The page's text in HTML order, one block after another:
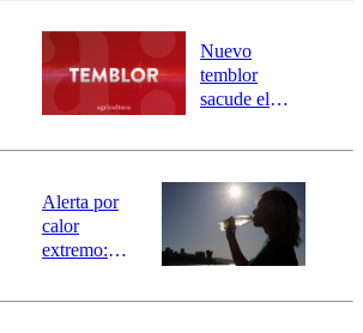
río Damas:
activa
mensajería
SAE
Nuevo
temblor
sacude el
revisa la
epicentro
Alerta por
calor
extremo:
activa Alerta